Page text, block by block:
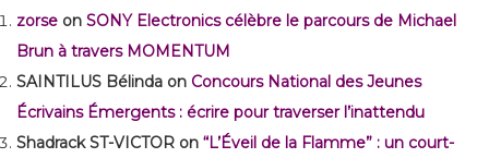
zorse on SONY Electronics célèbre le parcours de Michael
Brun à travers MOMENTUM
SAINTILUS Bélinda on Concours National des Jeunes
Écrivains Émergents : écrire pour traverser l’inattendu
Shadrack ST-VICTOR on “L’Éveil de la Flamme” : un court-